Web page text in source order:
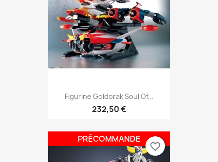
Figurine Goldorak Soul Of...
232,50 €
PRÉCOMMANDE
favorite_border